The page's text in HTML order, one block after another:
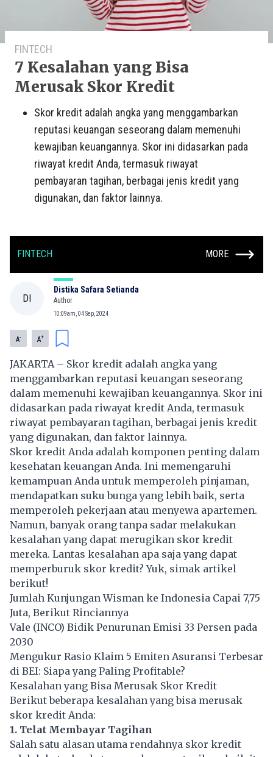
FINTECH
7 Kesalahan yang Bisa
Merusak Skor Kredit
Skor kredit adalah angka yang menggambarkan
reputasi keuangan seseorang dalam memenuhi
kewajiban keuangannya. Skor ini didasarkan pada
riwayat kredit Anda, termasuk riwayat
pembayaran tagihan, berbagai jenis kredit yang
digunakan, dan faktor lainnya.
FINTECH MORE
DI
Distika Safara Setianda
Author
10:09am, 04 Sep, 2024
A- A+
JAKARTA – Skor kredit adalah angka yang
menggambarkan reputasi keuangan seseorang
dalam memenuhi kewajiban keuangannya. Skor ini
didasarkan pada riwayat kredit Anda, termasuk
riwayat pembayaran tagihan, berbagai jenis kredit
yang digunakan, dan faktor lainnya.
Skor kredit Anda adalah komponen penting dalam
kesehatan keuangan Anda. Ini memengaruhi
kemampuan Anda untuk memperoleh pinjaman,
mendapatkan suku bunga yang lebih baik, serta
memperoleh pekerjaan atau menyewa apartemen.
Namun, banyak orang tanpa sadar melakukan
kesalahan yang dapat merugikan skor kredit
mereka. Lantas kesalahan apa saja yang dapat
memperburuk skor kredit? Yuk, simak artikel
berikut!
Jumlah Kunjungan Wisman ke Indonesia Capai 7,75
Juta, Berikut Rinciannya
Vale (INCO) Bidik Penurunan Emisi 33 Persen pada
2030
Mengukur Rasio Klaim 5 Emiten Asuransi Terbesar
di BEI: Siapa yang Paling Profitable?
Kesalahan yang Bisa Merusak Skor Kredit
Berikut beberapa kesalahan yang bisa merusak
skor kredit Anda:
1. Telat Membayar Tagihan
Salah satu alasan utama rendahnya skor kredit